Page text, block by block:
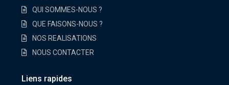
QUI SOMMES-NOUS ?
QUE FAISONS-NOUS ?
NOS REALISATIONS
NOUS CONTACTER
Liens rapides